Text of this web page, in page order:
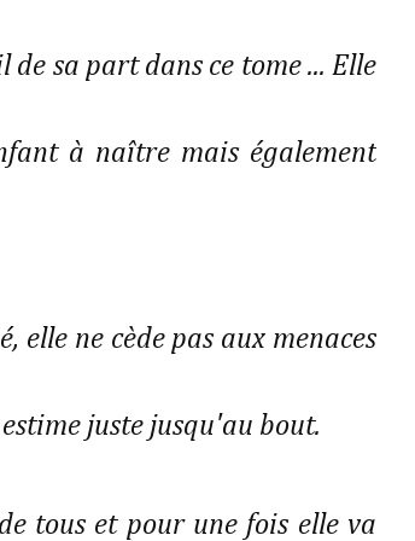
sa part dans ce tome ... Elle
à naître mais également
elle ne cède pas aux menaces
juste jusqu'au bout.
tous et pour une fois elle va